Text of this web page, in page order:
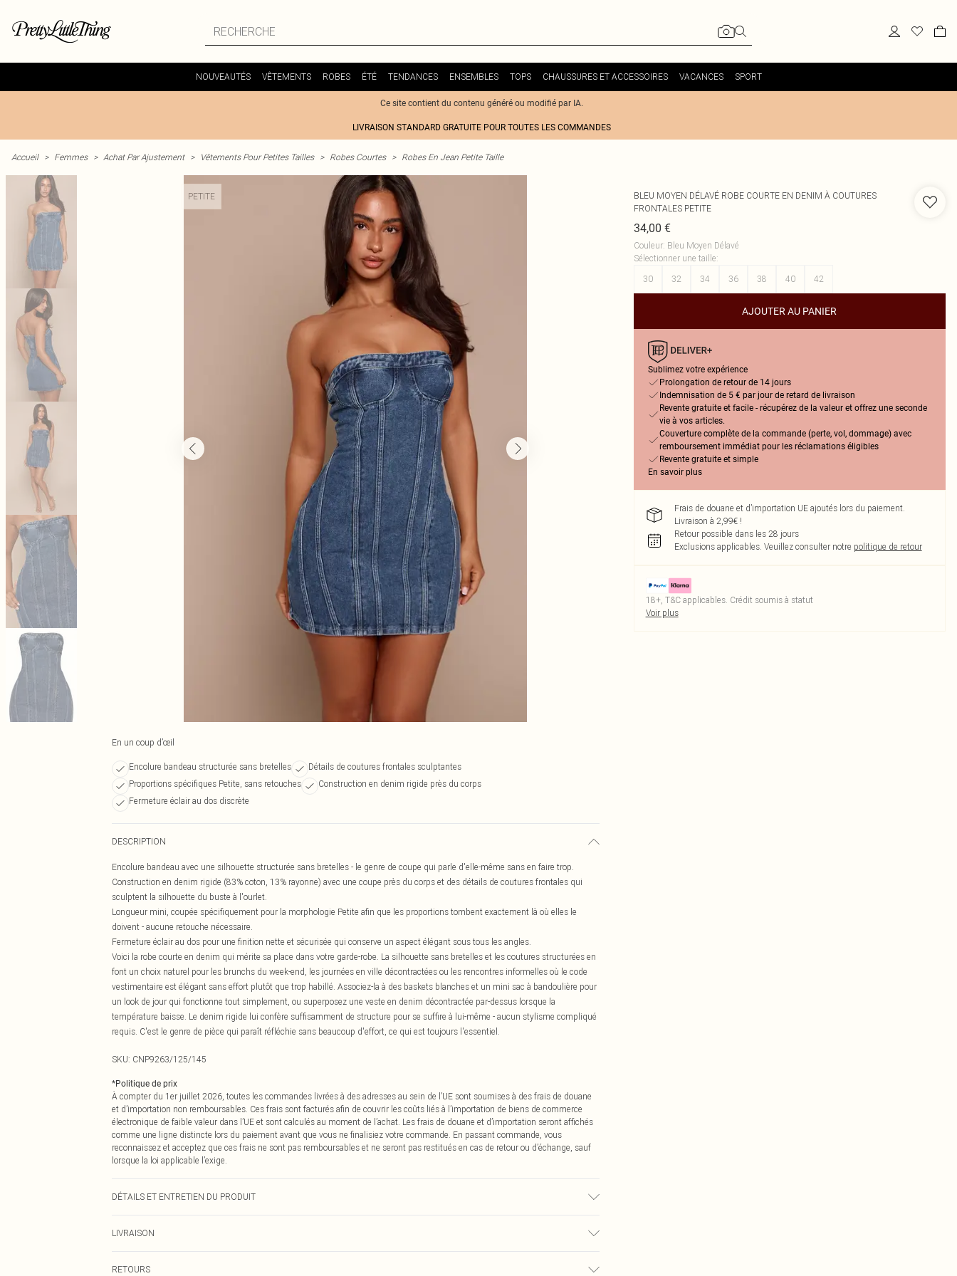
NOUVEAUTÉS VÊTEMENTS ROBES ÉTÉ TENDANCES ENSEMBLES TOPS CHAUSSURES ET ACCESSOIRES VACANCES SPORT
Ce site contient du contenu généré ou modifié par IA.
LIVRAISON STANDARD GRATUITE POUR TOUTES LES COMMANDES
Accueil > Femmes > Achat Par Ajustement > Vêtements Pour Petites Tailles > Robes Courtes > Robes En Jean Petite Taille
PETITE
En un coup d’œil
Encolure bandeau structurée sans bretelles
Détails de coutures frontales sculptantes
Proportions spécifiques Petite, sans retouches
Construction en denim rigide près du corps
Fermeture éclair au dos discrète
DESCRIPTION
Encolure bandeau avec une silhouette structurée sans bretelles - le genre de coupe qui parle d'elle-même sans en faire trop.
Construction en denim rigide (83% coton, 13% rayonne) avec une coupe près du corps et des détails de coutures frontales qui
sculptent la silhouette du buste à l'ourlet.
Longueur mini, coupée spécifiquement pour la morphologie Petite afin que les proportions tombent exactement là où elles le
doivent - aucune retouche nécessaire.
Fermeture éclair au dos pour une finition nette et sécurisée qui conserve un aspect élégant sous tous les angles.
Voici la robe courte en denim qui mérite sa place dans votre garde-robe. La silhouette sans bretelles et les coutures structurées en
font un choix naturel pour les brunchs du week-end, les journées en ville décontractées ou les rencontres informelles où le code
vestimentaire est élégant sans effort plutôt que trop habillé. Associez-la à des baskets blanches et un mini sac à bandoulière pour
un look de jour qui fonctionne tout simplement, ou superposez une veste en denim décontractée par-dessus lorsque la
température baisse. Le denim rigide lui confère suffisamment de structure pour se suffire à lui-même - aucun stylisme compliqué
requis. C'est le genre de pièce qui paraît réfléchie sans beaucoup d'effort, ce qui est toujours l'essentiel.
SKU: CNP9263/125/145
*Politique de prix
À compter du 1er juillet 2026, toutes les commandes livrées à des adresses au sein de l’UE sont soumises à des frais de douane
et d’importation non remboursables. Ces frais sont facturés afin de couvrir les coûts liés à l’importation de biens de commerce
électronique de faible valeur dans l’UE et sont calculés au moment de l’achat. Les frais de douane et d’importation seront affichés
comme une ligne distincte lors du paiement avant que vous ne finalisiez votre commande. En passant commande, vous
reconnaissez et acceptez que ces frais ne sont pas remboursables et ne seront pas restitués en cas de retour ou d’échange, sauf
lorsque la loi applicable l’exige.
DÉTAILS ET ENTRETIEN DU PRODUIT
LIVRAISON
RETOURS
BLEU MOYEN DÉLAVÉ ROBE COURTE EN DENIM À COUTURES
FRONTALES PETITE
34,00 €
Couleur: Bleu Moyen Délavé
Sélectionner une taille:
30
32 34 36 38 40 42
AJOUTER AU PANIER
Sublimez votre expérience
Prolongation de retour de 14 jours
Indemnisation de 5 € par jour de retard de livraison
Revente gratuite et facile - récupérez de la valeur et offrez une seconde
vie à vos articles.
Couverture complète de la commande (perte, vol, dommage) avec
remboursement immédiat pour les réclamations éligibles
Revente gratuite et simple
En savoir plus
Frais de douane et d’importation UE ajoutés lors du paiement.
Livraison à 2,99€ !
Retour possible dans les 28 jours
Exclusions applicables. Veuillez consulter notre politique de retour
18+, T&C applicables. Crédit soumis à statut
Voir plus